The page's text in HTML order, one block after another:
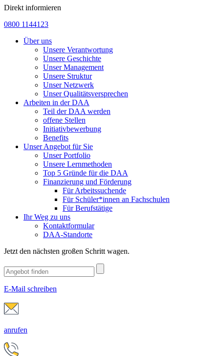
Direkt informieren
0800 1144123
Über uns
Unsere Verantwortung
Unsere Geschichte
Unser Management
Unsere Struktur
Unser Netzwerk
Unser Qualitätsversprechen
Arbeiten in der DAA
Teil der DAA werden
offene Stellen
Initiativbewerbung
Benefits
Unser Angebot für Sie
Unser Portfolio
Unsere Lernmethoden
Top 5 Gründe für die DAA
Finanzierung und Förderung
Für Arbeitssuchende
Für Schüler*innen an Fachschulen
Für Berufstätige
Ihr Weg zu uns
Kontaktformular
DAA-Standorte
Jetzt den nächsten großen Schritt wagen.
E-Mail schreiben
anrufen